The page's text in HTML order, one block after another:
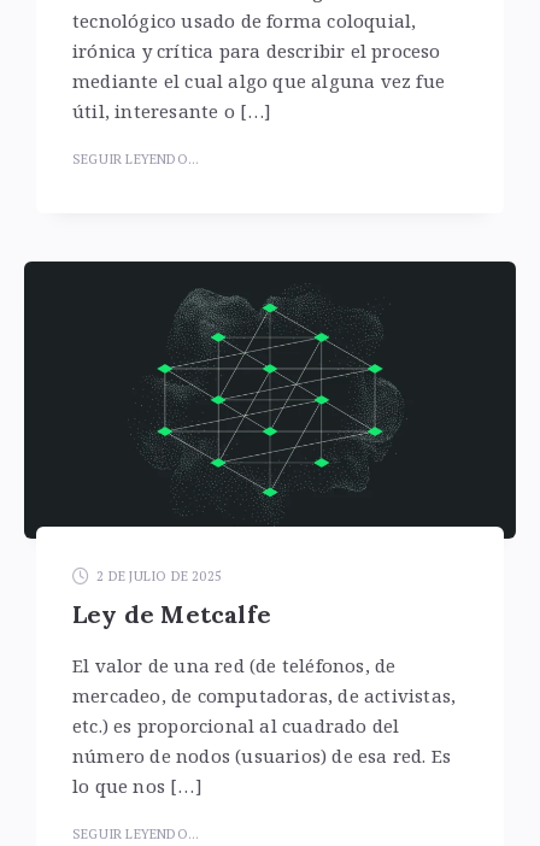
tecnológico usado de forma coloquial,
irónica y crítica para describir el proceso
mediante el cual algo que alguna vez fue
útil, interesante o […]
SEGUIR LEYENDO...
2 DE JULIO DE 2025
Ley de Metcalfe
El valor de una red (de teléfonos, de
mercadeo, de computadoras, de activistas,
etc.) es proporcional al cuadrado del
número de nodos (usuarios) de esa red. Es
lo que nos […]
SEGUIR LEYENDO...